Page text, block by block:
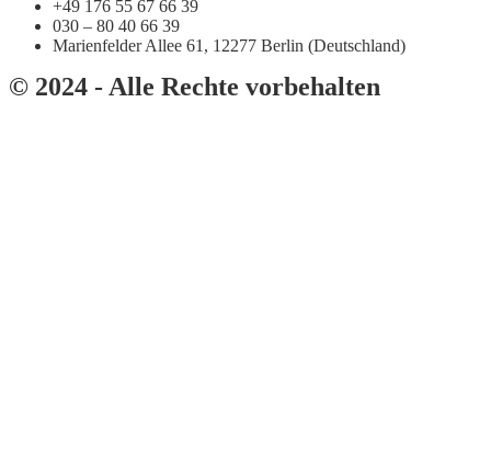
+49 176 55 67 66 39
030 – 80 40 66 39
Marienfelder Allee 61, 12277 Berlin (Deutschland)
© 2024 - Alle Rechte vorbehalten